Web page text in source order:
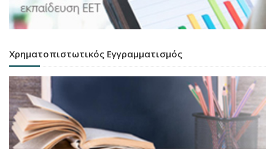
Χρηματοπιστωτικός Εγγραμματισμός